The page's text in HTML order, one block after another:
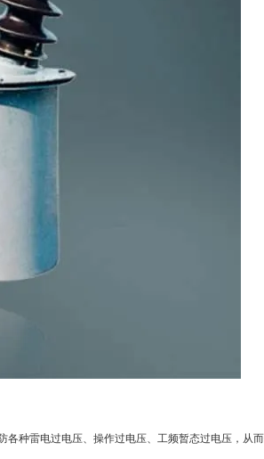
种雷电过电压、操作过电压、工频暂态过电压，从